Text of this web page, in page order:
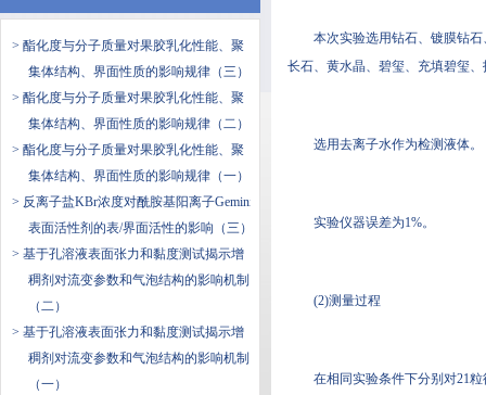
> 酯化度与分子质量对果胶乳化性能、聚
集体结构、界面性质的影响规律（三）
> 酯化度与分子质量对果胶乳化性能、聚
集体结构、界面性质的影响规律（二）
> 酯化度与分子质量对果胶乳化性能、聚
集体结构、界面性质的影响规律（一）
> 反离子盐KBr浓度对酰胺基阳离子Gemini
表面活性剂的表/界面活性的影响（三）
> 基于孔溶液表面张力和黏度测试揭示增
稠剂对流变参数和气泡结构的影响机制
（二）
> 基于孔溶液表面张力和黏度测试揭示增
稠剂对流变参数和气泡结构的影响机制
（一）
本次实验选用钻石、镀膜钻石
长石、黄水晶、碧玺、充填碧玺
选用去离子水作为检测液体。
实验仪器误差为1%。
(2)测量过程
在相同实验条件下分别对21粒待